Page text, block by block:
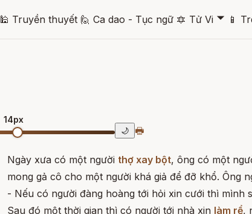
🕌 Truyền thuyết 🙋 Ca dao - Tục ngữ 🔯 Tử Vi 🞃 📱
14px
🌙 🖶
Ngày xưa có một người thợ xay bột, ông có một
mong gả cô cho một người khá giả để đỡ khổ. Ông
- Nếu có người đàng hoàng tới hỏi xin cưới thì mình
Sau đó một thời gian thì có người tới nhà xin làm rể,